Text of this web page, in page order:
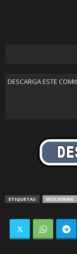
DESCARGA ESTE
ETIQUETAS WOLVERINE